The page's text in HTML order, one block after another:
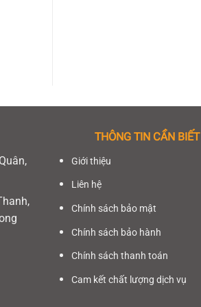
THÔNG TIN CẦN BIẾT
Giới thiệu
Liên hệ
Chính sách bảo mật
Chính sách bảo hành
Chính sách thanh toán
Cam kết chất lượng dịch vụ